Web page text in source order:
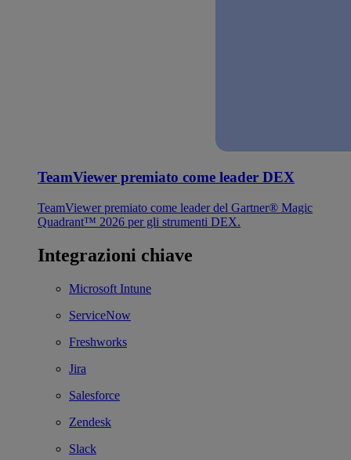
TeamViewer premiato come leader DEX
TeamViewer premiato come leader del Gartner® Magic
Quadrant™ 2026 per gli strumenti DEX.
Integrazioni chiave
Microsoft Intune
ServiceNow
Freshworks
Jira
Salesforce
Zendesk
Slack